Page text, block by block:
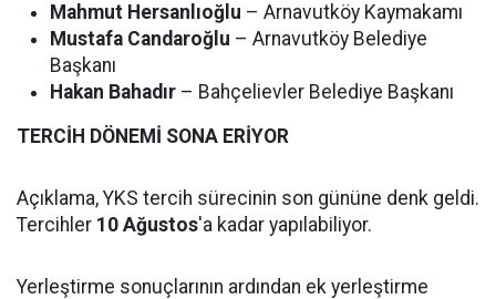
Mahmut Hersanlıoğlu – Arnavutköy Kaymakamı
Mustafa Candaroğlu – Arnavutköy Belediye
Başkanı
Hakan Bahadır – Bahçelievler Belediye Başkanı
TERCİH DÖNEMİ SONA ERİYOR
Açıklama, YKS tercih sürecinin son gününe denk geldi.
Tercihler 10 Ağustos'a kadar yapılabiliyor.
Yerleştirme sonuçlarının ardından ek yerleştirme